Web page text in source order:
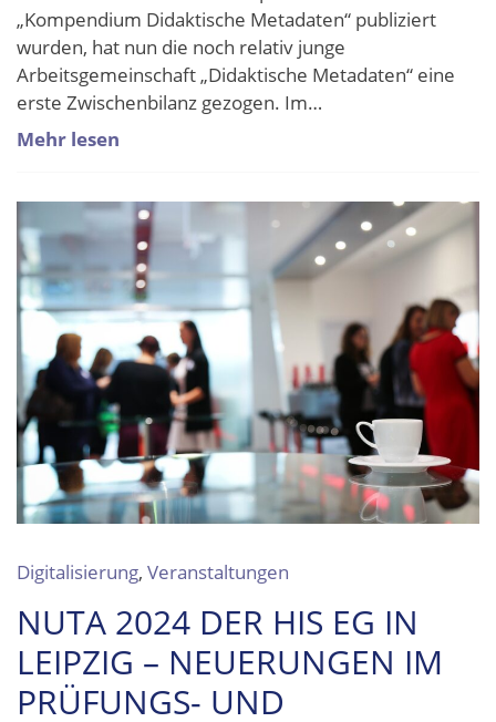
„Kompendium Didaktische Metadaten“ publiziert
wurden, hat nun die noch relativ junge
Arbeitsgemeinschaft „Didaktische Metadaten“ eine
erste Zwischenbilanz gezogen. Im…
Mehr lesen
Digitalisierung, Veranstaltungen
NUTA 2024 DER HIS EG IN
LEIPZIG – NEUERUNGEN IM
PRÜFUNGS- UND